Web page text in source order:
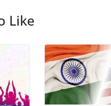
Like